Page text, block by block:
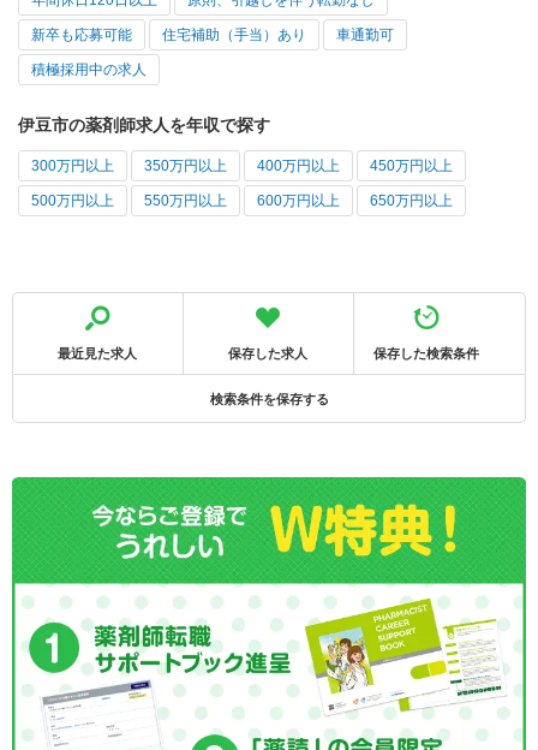
新卒も応募可能 住宅補助（手当）あり 車通勤可
積極採用中の求人
伊豆市の薬剤師求人を年収で探す
300万円以上 350万円以上 400万円以上 450万円以上
500万円以上 550万円以上 600万円以上 650万円以上
最近見た求人 保存した求人 保存した検索条件
検索条件を保存する